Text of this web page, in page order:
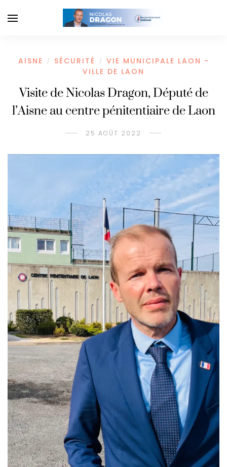
AISNE / SÉCURITÉ /
VIE MUNICIPALE LAON -
VILLE DE LAON
Visite de Nicolas Dragon, Député de
l’Aisne au centre pénitentiaire de Laon
25 AOÛT 2022